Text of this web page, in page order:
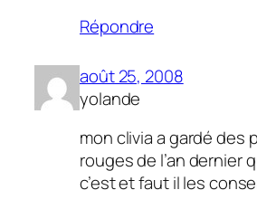
Répondre
août 25, 2008
yolande
mon clivia a gardé des
rouges de l’an dernier
c’est et faut il les